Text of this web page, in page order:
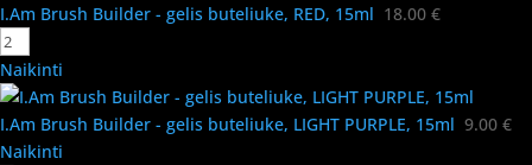
I.Am Brush Builder - gelis buteliuke, RED, 15ml 18.00 €
Naikinti
I.Am Brush Builder - gelis buteliuke, LIGHT PURPLE, 15ml 9.00 €
Naikinti